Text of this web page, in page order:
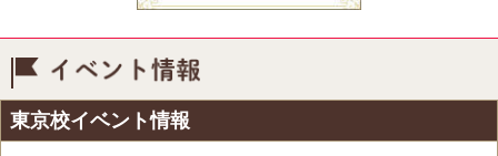
東京校イベント情報